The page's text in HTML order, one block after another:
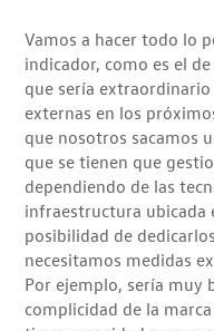
Vamos a hacer todo lo
indicador, como es el
que sería
externas en los
que nosotros sacamos
que se tienen que
dependiendo de las
infraestructura ubicada
posibilidad de
necesitamos medidas
Por ejemplo, sería muy
complicidad de la